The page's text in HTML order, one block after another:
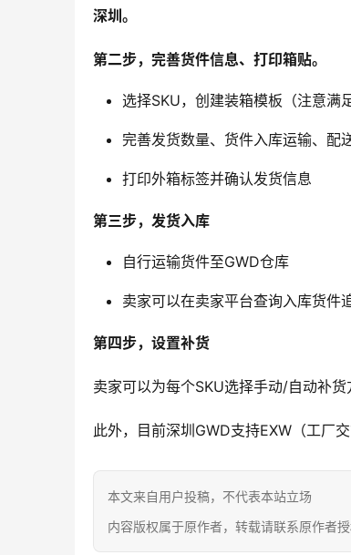
深圳。
第二步，完善货件信息、打印箱贴。
选择SKU，创建装箱模板（注意满
完善发货数量、货件入库运输、配
打印外箱标签并确认发货信息
第三步，发货入库
自行运输货件至GWD仓库
卖家可以在卖家平台查询入库货件
第四步，设置补货
卖家可以为每个SKU选择手动/自动补
此外，目前深圳GWD支持EXW（工厂
本文来自用户投稿，不代表本站立场
内容版权属于原作者，转载请联系原作者